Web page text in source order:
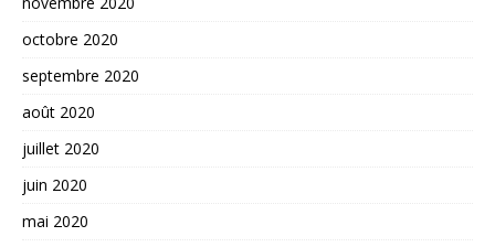
octobre 2020
septembre 2020
août 2020
juillet 2020
juin 2020
mai 2020